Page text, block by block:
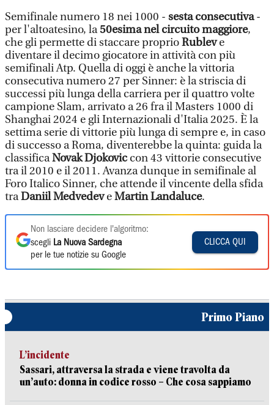
Semifinale numero 18 nei 1000 - sesta consecutiva-
per l'altoatesino, la50esima nel circuito maggiore,
che gli permette di staccare proprioRubleve
diventare il decimo giocatore in attività con più
semifinali Atp. Quella di oggi è anche la vittoria
consecutiva numero 27 per Sinner: è la striscia di
successi più lunga della carriera per il quattro volte
campione Slam, arrivato a 26 fra il Masters 1000 di
Shanghai 2024 e gli Internazionali d'Italia 2025. È la
settima serie di vittorie più lunga di sempre e, in caso
di successo a Roma, diventerebbe la quinta: guida la
classificaNovak Djokovic con 43 vittorie consecutive
tra il 2010 e il 2011. Avanza dunque in semifinale al
Foro Italico Sinner, che attende il vincente della sfida
traDaniil MedvedeveMartin Landaluce.
Non lasciare decidere l'algoritmo:
scegli La Nuova Sardegna
per le tue notizie su Google
CLICCA QUI
Primo Piano
L’incidente
Sassari, attraversa la strada e viene travolta da
un’auto: donna in codice rosso – Che cosa sappiamo